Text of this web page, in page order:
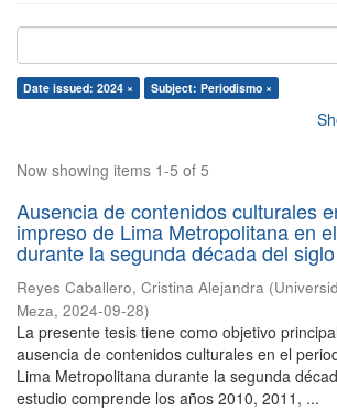
Date issued: 2024 × Subject: Periodismo ×
Now showing items 1-5 of 5
Ausencia de contenidos culturales
impreso de Lima Metropolitana en
durante la segunda década del
Reyes Caballero, Cristina Alejandra (
Meza, 2024-09-28)
La presente tesis tiene como objetivo
ausencia de contenidos culturales en el
Lima Metropolitana durante la segunda
estudio comprende los años 2010, 2011, ...